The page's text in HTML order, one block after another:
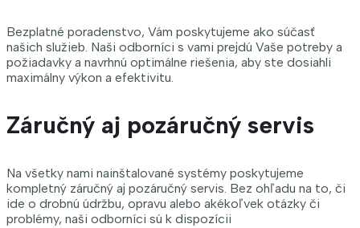
Bezplatné poradenstvo, Vám poskytujeme ako súčasť
našich služieb. Naši odborníci s vami prejdú Vaše potreby a
požiadavky a navrhnú optimálne riešenia, aby ste dosiahli
maximálny výkon a efektivitu.
Záručný aj pozáručný servis
Na všetky nami nainštalované systémy poskytujeme
kompletný záručný aj pozáručný servis. Bez ohľadu na to, či
ide o drobnú údržbu, opravu alebo akékoľvek otázky či
problémy, naši odborníci sú k dispozícii